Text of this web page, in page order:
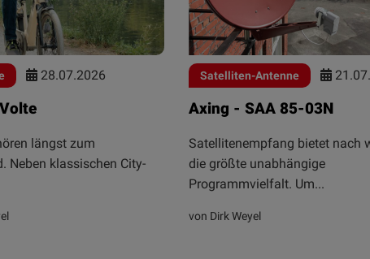
28.07.2026
längst zum
Neben klassischen City-
Satelliten-Antenne
Axing - SAA 85-03N
Satellitenempfang bietet nach
die größte unabhängige
Programmvielfalt. Um...
von Dirk Weyel